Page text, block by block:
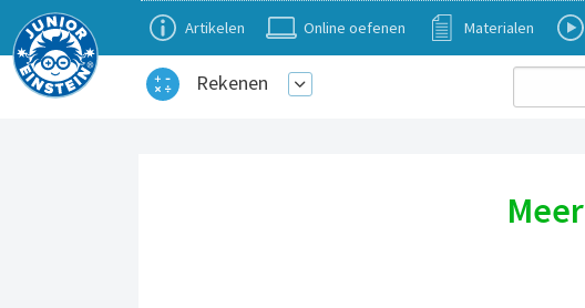
Artikelen Online oefenen Materialen
Rekenen